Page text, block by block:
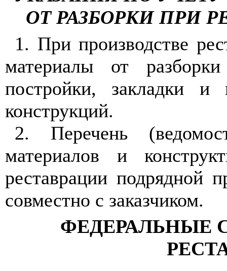
ОТ РАЗБОРКИПРИ
1. При производстве
материалы от
постройки, закладки
конструкций.
2. Перечень
материалов и
реставрации подрядной
совместно с заказчиком.
ФЕДЕРАЛЬНЫЕ